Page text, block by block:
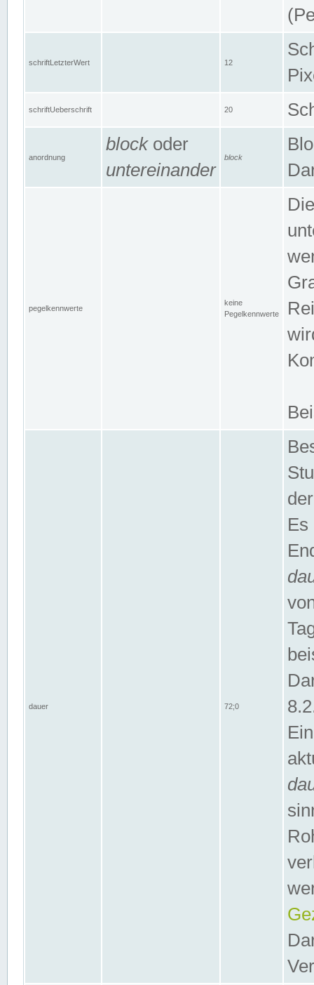
schriftLetzterWert 12
schriftUeberschrift 20
anordnung
blockoder
untereinander
block
pegelkennwerte
keine
Pegelkennwerte
dauer 72;0
Es